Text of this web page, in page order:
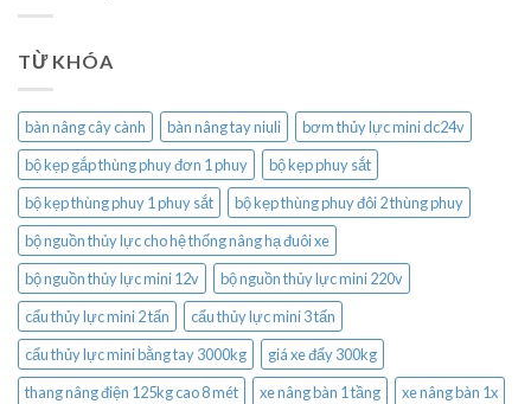
TỪ KHÓA
bàn nâng cây cành bàn nâng tay niuli
bơm thủy lực mini dc24v
bộ kẹp gắp thùng phuy đơn 1 phuy
bộ kẹp phuy sắt
bộ kẹp thùng phuy 1 phuy sắt
bộ kẹp thùng phuy đôi 2 thùng phuy
bộ nguồn thủy lực cho hệ thống nâng hạ đuôi xe
bộ nguồn thủy lực mini 12v
bộ nguồn thủy lực mini 220v
cẩu thủy lực mini 2 tấn
cẩu thủy lực mini 3 tấn
cẩu thủy lực mini bằng tay 3000kg
giá xe đẩy 300kg
thang nâng điện 125kg cao 8 mét
xe nâng bàn 1 tầng
xe nâng bàn 1x